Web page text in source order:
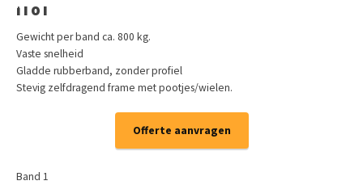
i101
Gewicht per band ca. 800 kg.
Vaste snelheid
Gladde rubberband, zonder profiel
Stevig zelfdragend frame met pootjes/wielen.
Offerte aanvragen
Band 1